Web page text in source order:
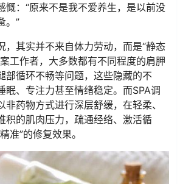
慨：“原来不是我不爱养生，是以前没
。”
，其实并不来自体力劳动，而是“静态
工作者，大多数都有不同程度的肩胛
部循环不畅等问题，这些隐藏的不
眠、专注力甚至情绪稳定。而SPA调
药物方式进行深层舒缓，在轻柔、
积的肌肉压力，疏通经络、激活循
准”的修复效果。